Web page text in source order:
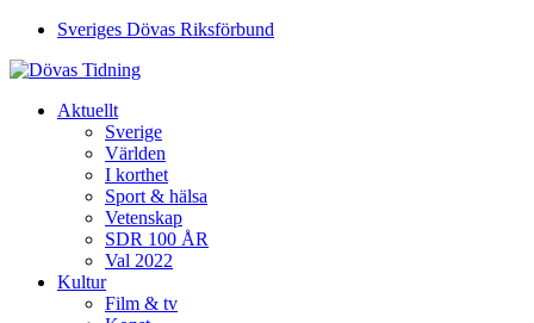
Sveriges Dövas Riksförbund
Aktuellt
Sverige
Världen
I korthet
Sport & hälsa
Vetenskap
SDR 100 ÅR
Val 2022
Kultur
Film & tv